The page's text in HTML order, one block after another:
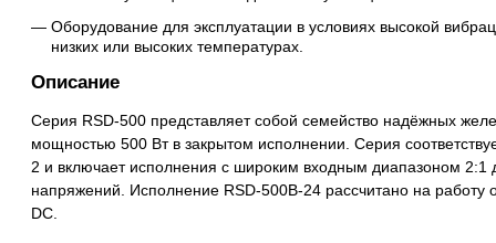
Оборудование для эксплуатации в условиях высокой
низких или высоких температурах.
Описание
Серия RSD-500 представляет собой семейство надёжных
мощностью 500 Вт в закрытом исполнении. Серия
2 и включает исполнения с широким входным диапазоном 2:1
напряжений. Исполнение RSD-500B-24 рассчитано на
DC.